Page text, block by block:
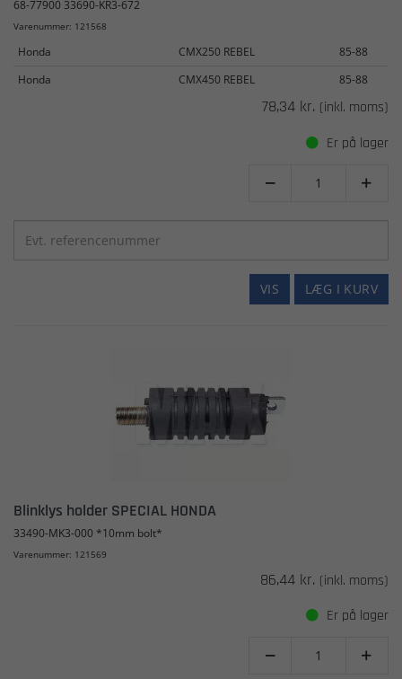
68-77900 33690-KR3-672
Varenummer: 121568
Honda CMX250 REBEL
85-88
Honda
CMX450 REBEL 85-88
78,34 kr. (inkl. moms)
Er på lager
 
LÆG I KURV
VIS
Blinklys holder SPECIAL HONDA
33490-MK3-000 *10mm bolt*
Varenummer: 121569
86,44 kr. (inkl. moms)
Er på lager
 